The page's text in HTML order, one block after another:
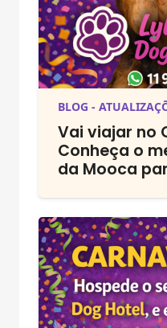
BLOG -
Vai viajar no
Conheça o
da Mooca